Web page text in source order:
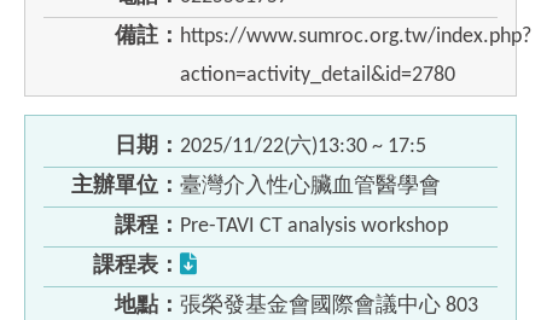
備註： https://www.sumroc.org.tw/index.php?
action=activity_detail&id=2780
日期： 2025/11/22(六)13:30 ~ 17:5
主辦單位： 臺灣介入性心臟血管醫學會
課程： Pre-TAVI CT analysis workshop
課程表：
地點： 張榮發基金會國際會議中心 803